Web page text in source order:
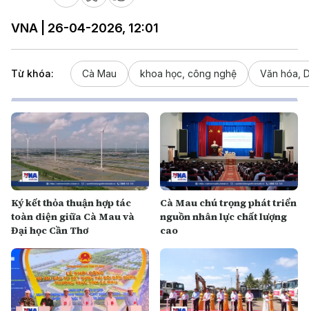
VNA | 26-04-2026, 12:01
Từ khóa: Cà Mau khoa học, công nghệ Văn hóa,
Ký kết thỏa thuận hợp tác
toàn diện giữa Cà Mau và
Đại học Cần Thơ
Cà Mau chú trọng phát triển
nguồn nhân lực chất lượng
cao